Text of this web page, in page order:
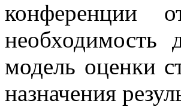
конференции
необходимость
модель оценки
назначения